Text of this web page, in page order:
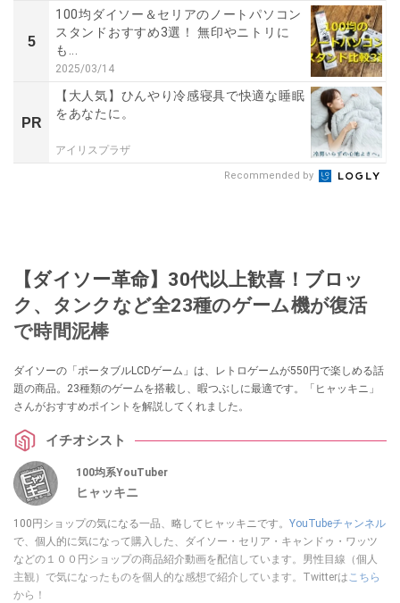
5
100均ダイソー＆セリアのノートパソコン
スタンドおすすめ3選！ 無印やニトリに
も...
2025/03/14
PR
【大人気】ひんやり冷感寝具で快適な睡眠
をあなたに。
アイリスプラザ
Recommended by
【ダイソー革命】30代以上歓喜！ブロッ
ク、タンクなど全23種のゲーム機が復活
で時間泥棒
ダイソーの「ポータブルLCDゲーム」は、レトロゲームが550円で楽しめる話
題の商品。23種類のゲームを搭載し、暇つぶしに最適です。「ヒャッキニ」
さんがおすすめポイントを解説してくれました。
イチオシスト
100均系YouTuber
ヒャッキニ
100円ショップの気になる一品、略してヒャッキニです。 YouTubeチャンネル
で、個人的に気になって購入した、ダイソー・セリア・キャンドゥ・ワッツ
などの１００円ショップの商品紹介動画を配信しています。男性目線（個人
主観）で気になったものを個人的な感想で紹介しています。Twitterはこちら
から！